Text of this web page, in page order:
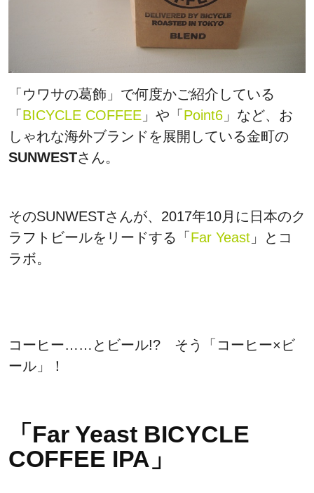
「ウワサの葛飾」で何度かご紹介している
「 BICYCLE COFFEE 」や「 Point6 」など、お
しゃれな海外ブランドを展開している金町の
SUNWESTさん。
そのSUNWESTさんが、2017年10月に日本のク
ラフトビールをリードする「 Far Yeast 」とコ
ラボ。
コーヒー……とビール!? そう「コーヒー×ビ
ール」！
「Far Yeast BICYCLE
COFFEE IPA」